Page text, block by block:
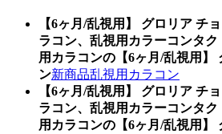
【6ヶ月/乱視用】 グロリア チ
ラコン、乱視用カラーコンタ
用カラコンの【6ヶ月/乱視用】
ン新商品乱視用カラコン
【6ヶ月/乱視用】 グロリア チ
ラコン、乱視用カラーコンタ
用カラコンの【6ヶ月/乱視用】